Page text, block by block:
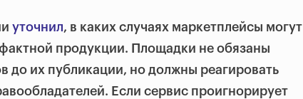
уточнил, в каких случаях маркетплейсы могут
продукции. Площадки не обязаны
до их публикации, но должны реагировать
Если сервис проигнорирует